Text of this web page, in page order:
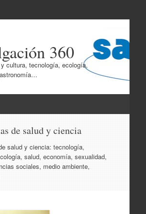
360
cultura, tecnología, ecología,
de salud y ciencia
salud y ciencia: tecnología,
salud, economía, sexualidad,
sociales, medio ambiente,